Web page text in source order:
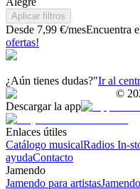
Aplicar filtros
Desde 7,99 €/mesEncuentra
ofertas!
¿Aún tienes dudas?"Ir al
©
Descargar la app
Enlaces útiles
Catálogo musicalRadios In-
ayudaContacto
Jamendo
Jamendo para artistas